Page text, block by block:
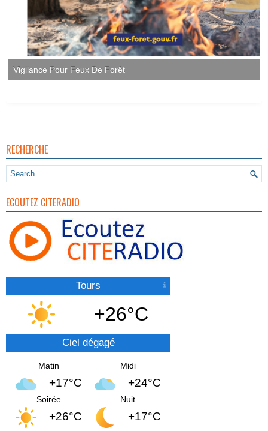
Vigilance Pour Feux De Forêt
RECHERCHE
ECOUTEZ CITERADIO
Tours
+26°C
Ciel dégagé
Matin
+17°C
Midi
+24°C
Soirée
+26°C
Nuit
+17°C